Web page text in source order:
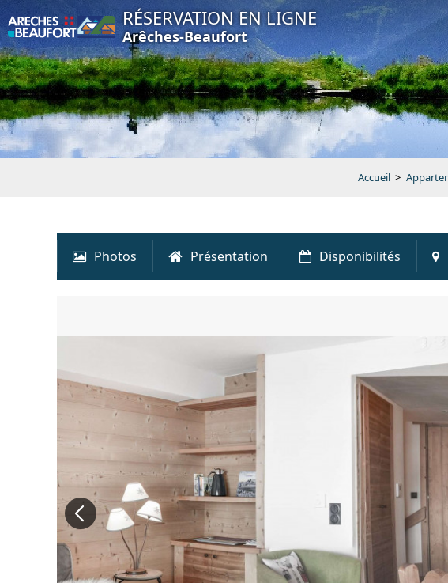
RÉSERVATION EN LIGNE
Arêches-Beaufort
Accueil >
Photos Présentation Disponibilités